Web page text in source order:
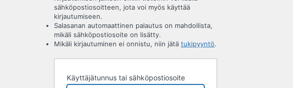
sähköpostiosoitteen, jota voi myös käyttää
kirjautumiseen.
Salasanan automaattinen palautus on mahdollista,
mikäli sähköpostiosoite on lisätty.
Mikäli kirjautuminen ei onnistu, niin jätä tukipyyntö.
Käyttäjätunnus tai sähköpostiosoite